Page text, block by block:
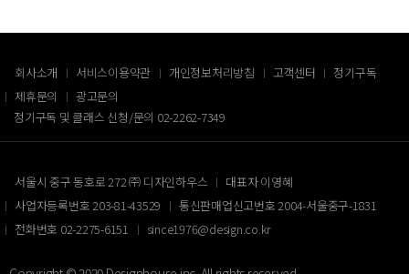
회사소개 서비스이용약관 개인정보처리방침 고객센터
정기구독
제휴문의
광고문의
정기구독 및 클래스 신청/문의 02-2262-7349
서울시 중구 동호로 272 ㈜ 디자인하우스
대표자 이영혜
사업자등록번호 203-81-43529
통신판매업신고번호 2004-서울중구-1831
전화번호 02-2275-6151
since1976@design.co.kr